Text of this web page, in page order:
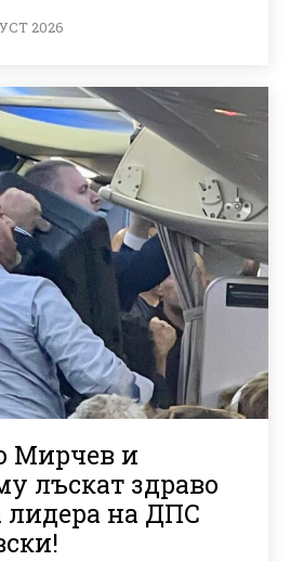
2026
Мирчев и
лъскат здраво
на ДПС